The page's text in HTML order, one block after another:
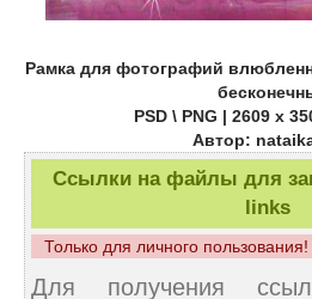
Рамка для фотографий
PSD \ PNG | 2609 х
Автор:
Ссылки на файлы для
links
Только для личного
Для получения